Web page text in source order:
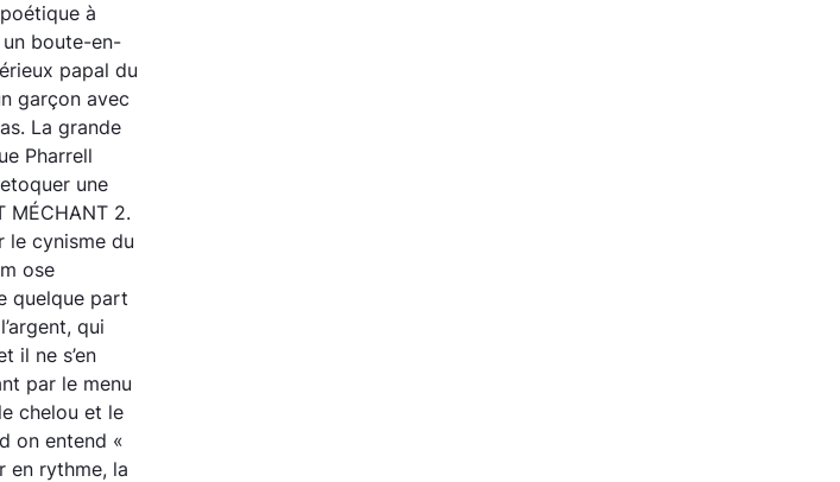
à
un boute-en-
papal du
garçon avec
La grande
Pharrell
une
MÉCHANT 2.
le cynisme du
ose
quelque part
qui
il ne s’en
par le menu
chelou et le
on entend «
en rythme, la